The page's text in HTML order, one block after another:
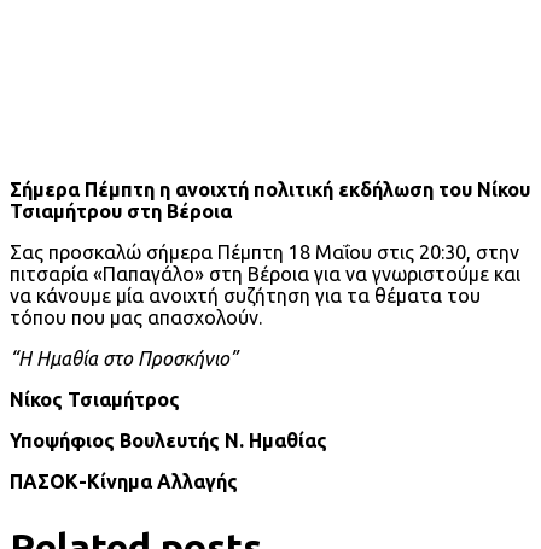
Σήμερα Πέμπτη η ανοιχτή πολιτική εκδήλωση του Νίκου
Τσιαμήτρου στη Βέροια
Σας προσκαλώ σήμερα Πέμπτη 18 Μαΐου στις 20:30, στην
πιτσαρία «Παπαγάλο» στη Βέροια για να γνωριστούμε και
να κάνουμε μία ανοιχτή συζήτηση για τα θέματα του
τόπου που μας απασχολούν.
“Η Ημαθία στο Προσκήνιο”
Νίκος Τσιαμήτρος
Υποψήφιος Βουλευτής Ν. Ημαθίας
ΠΑΣΟΚ-Κίνημα Αλλαγής